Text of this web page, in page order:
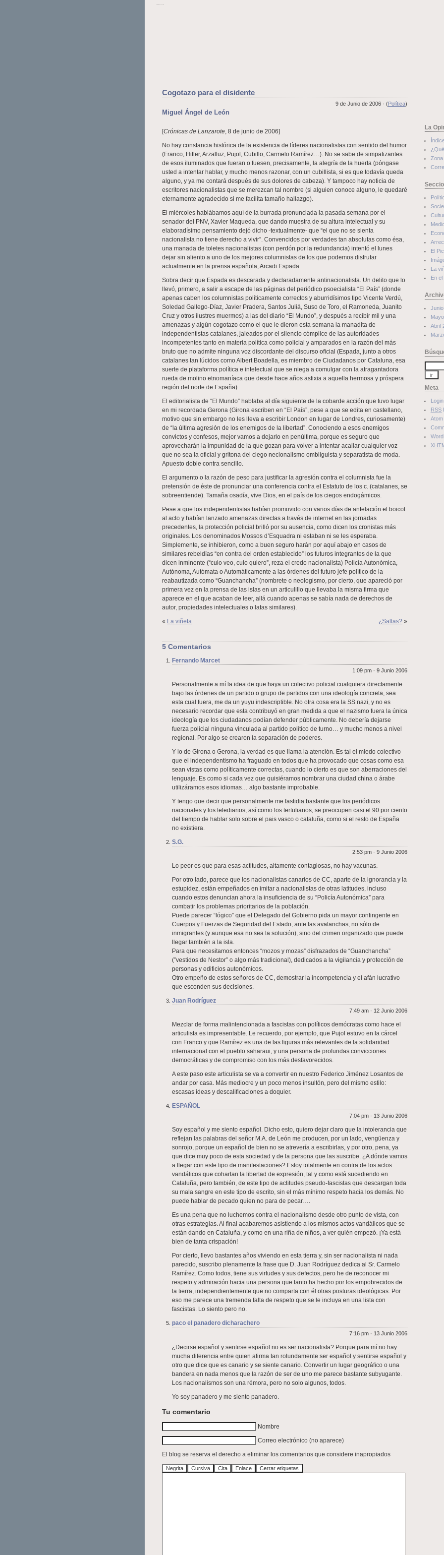
Cogotazo para el disidente
9 de Junio de 2006 · (Política)
Miguel Ángel de León
[Crónicas de Lanzarote , 8 de junio de 2006]
No hay constancia histórica de la existencia de líderes nacionalistas con sentido del humor
(Franco, Hitler, Arzalluz, Pujol, Cubillo, Carmelo Ramírez…). No se sabe de simpatizantes
de esos iluminados que fueran o fuesen, precisamente, la alegría de la huerta (póngase
usted a intentar hablar, y mucho menos razonar, con un cubillista, si es que todavía queda
alguno, y ya me contará después de sus dolores de cabeza). Y tampoco hay noticia de
escritores nacionalistas que se merezcan tal nombre (si alguien conoce alguno, le quedaré
eternamente agradecido si me facilita tamaño hallazgo).
El miércoles hablábamos aquí de la burrada pronunciada la pasada semana por el
senador del PNV, Xavier Maqueda, que dando muestra de su altura intelectual y su
elaboradísimo pensamiento dejó dicho -textualmente- que “el que no se sienta
nacionalista no tiene derecho a vivir”. Convencidos por verdades tan absolutas como ésa,
una manada de toletes nacionalistas (con perdón por la redundancia) intentó el lunes
dejar sin aliento a uno de los mejores columnistas de los que podemos disfrutar
actualmente en la prensa española, Arcadi Espada.
Sobra decir que Espada es descarada y declaradamente antinacionalista. Un delito que lo
llevó, primero, a salir a escape de las páginas del periódico psoecialista “El País” (donde
apenas caben los columnistas políticamente correctos y aburridísimos tipo Vicente Verdú,
Soledad Gallego-Díaz, Javier Pradera, Santos Juliá, Suso de Toro, el Ramoneda, Juanito
Cruz y otros ilustres muermos) a las del diario “El Mundo”, y después a recibir mil y una
amenazas y algún cogotazo como el que le dieron esta semana la manadita de
independentistas catalanes, jaleados por el silencio cómplice de las autoridades
incompetentes tanto en materia política como policial y amparados en la razón del más
bruto que no admite ninguna voz discordante del discurso oficial (Espada, junto a otros
catalanes tan lúcidos como Albert Boadella, es miembro de Ciudadanos por Cataluna, esa
suerte de plataforma política e intelectual que se niega a comulgar con la atragantadora
rueda de molino etnomaníaca que desde hace años asfixia a aquella hermosa y próspera
región del norte de España).
El editorialista de “El Mundo” hablaba al día siguiente de la cobarde acción que tuvo lugar
en mi recordada Gerona (Girona escriben en “El País”, pese a que se edita en castellano,
motivo que sin embargo no les lleva a escribir London en lugar de Londres, curiosamente)
de “la última agresión de los enemigos de la libertad”. Conociendo a esos enemigos
convictos y confesos, mejor vamos a dejarlo en penúltima, porque es seguro que
aprovecharán la impunidad de la que gozan para volver a intentar acallar cualquier voz
que no sea la oficial y gritona del ciego necionalismo ombliguista y separatista de moda.
Apuesto doble contra sencillo.
El argumento o la razón de peso para justificar la agresión contra el columnista fue la
pretensión de éste de pronunciar una conferencia contra el Estatuto de los c. (catalanes, se
sobreentiende). Tamaña osadía, vive Dios, en el país de los ciegos endogámicos.
Pese a que los independentistas habían promovido con varios días de antelación el boicot
al acto y habían lanzado amenazas directas a través de internet en las jornadas
precedentes, la protección policial brilló por su ausencia, como dicen los cronistas más
originales. Los denominados Mossos d’Esquadra ni estaban ni se les esperaba.
Simplemente, se inhibieron, como a buen seguro harán por aquí abajo en casos de
similares rebeldías “en contra del orden establecido” los futuros integrantes de la que
dicen inminente (“culo veo, culo quiero”, reza el credo nacionalista) Policía Autonómica,
Autónoma, Autómata o Automáticamente a las órdenes del futuro jefe político de la
reabautizada como “Guanchancha” (nombrete o neologismo, por cierto, que apareció por
primera vez en la prensa de las islas en un articulillo que llevaba la misma firma que
aparece en el que acaban de leer, allá cuando apenas se sabía nada de derechos de
autor, propiedades intelectuales o latas similares).
« La viñeta ¿Saltas? »
5 Comentarios
Fernando Marcet
1:09 pm · 9 Junio 2006
Personalmente a mí la idea de que haya un colectivo policial cualquiera directamente
bajo las órdenes de un partido o grupo de partidos con una ideología concreta, sea
esta cual fuera, me da un yuyu indescriptible. No otra cosa era la SS nazi, y no es
necesario recordar que esta contribuyó en gran medida a que el nazismo fuera la única
ideología que los ciudadanos podían defender públicamente. No debería dejarse
fuerza policial ninguna vinculada al partido político de turno… y mucho menos a nivel
regional. Por algo se crearon la separación de poderes.
Y lo de Girona o Gerona, la verdad es que llama la atención. Es tal el miedo colectivo
que el independentismo ha fraguado en todos que ha provocado que cosas como esa
sean vistas como políticamente correctas, cuando lo cierto es que son aberraciones del
lenguaje. Es como si cada vez que quisiéramos nombrar una ciudad china o árabe
utilizáramos esos idiomas… algo bastante improbable.
Y tengo que decir que personalmente me fastidia bastante que los periódicos
nacionales y los telediarios, así como los tertulianos, se preocupen casi el 90 por ciento
del tiempo de hablar solo sobre el pais vasco o cataluña, como si el resto de España
no existiera.
S.G.
2:53 pm · 9 Junio 2006
Lo peor es que para esas actitudes, altamente contagiosas, no hay vacunas.
Por otro lado, parece que los nacionalistas canarios de CC, aparte de la ignorancia y la
estupidez, están empeñados en imitar a nacionalistas de otras latitudes, incluso
cuando estos denuncian ahora la insuficiencia de su “Policía Autonómica” para
combatir los problemas prioritarios de la población.
Puede parecer “lógico” que el Delegado del Gobierno pida un mayor contingente en
Cuerpos y Fuerzas de Seguridad del Estado, ante las avalanchas, no sólo de
inmigrantes (y aunque esa no sea la solución), sino del crimen organizado que puede
llegar también a la isla.
Para que necesitamos entonces “mozos y mozas” disfrazados de “Guanchancha”
(”vestidos de Nestor” o algo más tradicional), dedicados a la vigilancia y protección de
personas y edificios autonómicos.
Otro empeño de estos señores de CC, demostrar la incompetencia y el afán lucrativo
que esconden sus decisiones.
Juan Rodríguez
7:49 am · 12 Junio 2006
Mezclar de forma malintencionada a fascistas con políticos demócratas como hace el
articulista es impresentable. Le recuerdo, por ejemplo, que Pujol estuvo en la cárcel
con Franco y que Ramírez es una de las figuras más relevantes de la solidaridad
internacional con el pueblo saharaui, y una persona de profundas convicciones
democráticas y de compromiso con los más desfavorecidos.
A este paso este articulista se va a convertir en nuestro Federico Jiménez Losantos de
andar por casa. Más mediocre y un poco menos insultón, pero del mismo estilo:
escasas ideas y descalificaciones a doquier.
ESPAÑOL
7:04 pm · 13 Junio 2006
Soy español y me siento español. Dicho esto, quiero dejar claro que la intolerancia que
reflejan las palabras del señor M.A. de León me producen, por un lado, vengüenza y
sonrojo, porque un español de bien no se atrevería a escribirlas, y por otro, pena, ya
que dice muy poco de esta sociedad y de la persona que las suscribe. ¿A dónde vamos
a llegar con este tipo de manifestaciones? Estoy totalmente en contra de los actos
vandálicos que cohartan la libertad de expresión, tal y como está sucediendo en
Cataluña, pero también, de este tipo de actitudes pseudo-fascistas que descargan toda
su mala sangre en este tipo de escrito, sin el más mínimo respeto hacia los demás. No
puede hablar de pecado quien no para de pecar….
Es una pena que no luchemos contra el nacionalismo desde otro punto de vista, con
otras estrategias. Al final acabaremos asistiendo a los mismos actos vandálicos que se
están dando en Cataluña, y como en una riña de niños, a ver quién empezó. ¡Ya está
bien de tanta crispación!
Por cierto, llevo bastantes años viviendo en esta tierra y, sin ser nacionalista ni nada
parecido, suscribo plenamente la frase que D. Juan Rodríguez dedica al Sr. Carmelo
Ramírez. Como todos, tiene sus virtudes y sus defectos, pero he de reconocer mi
respeto y admiración hacia una persona que tanto ha hecho por los empobrecidos de
la tierra, independientemente que no comparta con él otras posturas ideológicas. Por
eso me parece una tremenda falta de respeto que se le incluya en una lista con
fascistas. Lo siento pero no.
paco el panadero dicharachero
7:16 pm · 13 Junio 2006
¿Decirse español y sentirse español no es ser nacionalista? Porque para mí no hay
mucha diferencia entre quien afirma tan rotundamente ser español y sentirse español y
otro que dice que es canario y se siente canario. Convertir un lugar geográfico o una
bandera en nada menos que la razón de ser de uno me parece bastante subyugante.
Los nacionalismos son una rémora, pero no solo algunos, todos.
Yo soy panadero y me siento panadero.
Tu comentario
Nombre
Correo electrónico (no aparece)
El blog se reserva el derecho a eliminar los comentarios que considere inapropiados
La
El
La
En el
Abril
Meta
Login
RSS
Atom